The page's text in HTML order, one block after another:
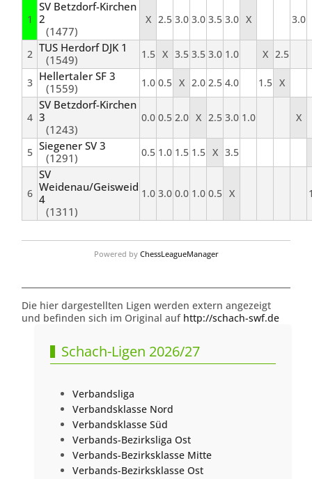
1
SV Betzdorf-Kirchen
2
(1477)
X 2.5 3.0 3.0 3.5 3.0 X 3.0
2 TUS Herdorf DJK 1
(1549)
1.5 X 3.5 3.5 3.0 1.0 X 2.5
3 Hellertaler SF 3
(1559)
1.0 0.5 X 2.0 2.5 4.0 1.5 X
4
SV Betzdorf-Kirchen
3
(1243)
0.0 0.5 2.0 X 2.5 3.0 1.0 X
5 Siegener SV 3
(1291)
0.5 1.0 1.5 1.5 X 3.5
6
SV
Weidenau/Geisweid
4
(1311)
1.0 3.0 0.0 1.0 0.5 X
Powered by ChessLeagueManager
Die hier dargestellten Ligen werden extern angezeigt
und befinden sich im Original auf http://schach-swf.de
Schach-Ligen 2026/27
Verbandsliga
Verbandsklasse Nord
Verbandsklasse Süd
Verbands-Bezirksliga Ost
Verbands-Bezirksklasse Mitte
Verbands-Bezirksklasse Ost